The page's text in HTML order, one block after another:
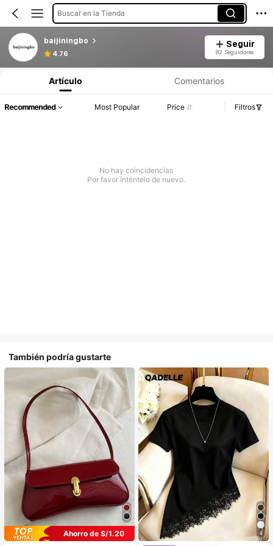
Buscar en la Tienda
baijiningbo
4.76
Seguir
82 Seguidores
Artículo Comentarios
Recommended Most Popular Price Filtros
No hay coincidencias
Por favor inténtelo de nuevo.
También podría gustarte
Ahorro de S/1.20
4